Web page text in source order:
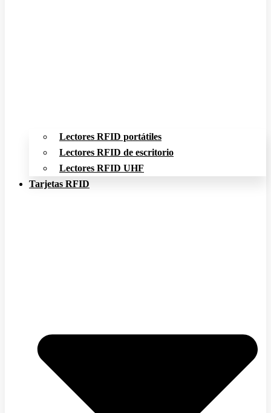
Lectores RFID portátiles
Lectores RFID de escritorio
Lectores RFID UHF
Tarjetas RFID